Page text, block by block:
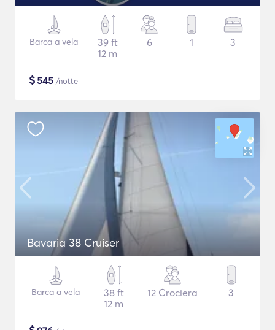
Barca a vela
39 ft
12 m
6 1 3
$545 /notte
Bavaria 38 Cruiser
Barca a vela
38 ft
12 m
12 Crociera 3